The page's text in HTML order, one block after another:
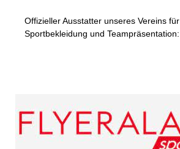
Offizieller Ausstatter unseres Vereins für
Sportbekleidung und Teampräsentation: